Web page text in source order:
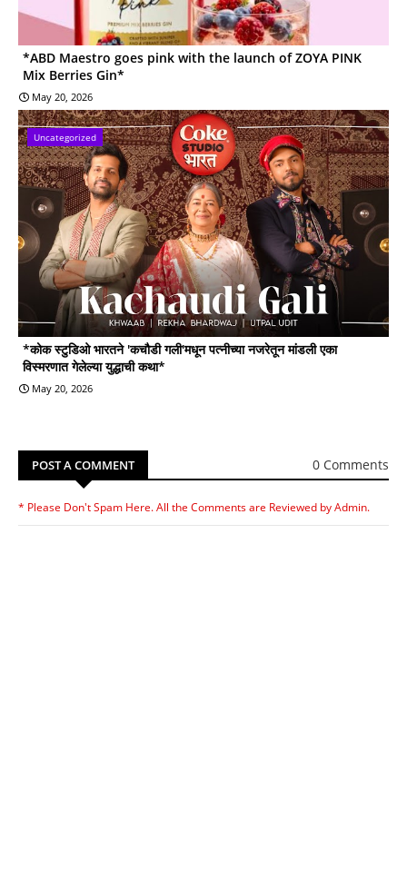
*ABD Maestro goes pink with the launch of ZOYA PINK
Mix Berries Gin*
May 20, 2026
Uncategorized
*कोक स्टुडिओ भारतने 'कचौडी गली'मधून पत्नीच्या नजरेतून मांडली एका
विस्मरणात गेलेल्या युद्धाची कथा*
May 20, 2026
POST A COMMENT 0 Comments
* Please Don't Spam Here. All the Comments are Reviewed by Admin.